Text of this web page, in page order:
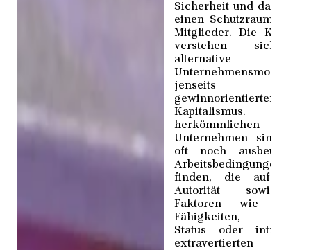
Sicherheit und damit
einen Schutzraum für
Mitglieder. Die
verstehen sich
Unternehmensmodelle
jenseits
gewinnorientierten
Kapitalismus.
herkömmlichen
Unternehmen sind
oft noch
Arbeitsbedingungen
finden, die auf
Autorität sowie
Faktoren wie
Fähigkeiten,
Status oder intro-
extravertierten